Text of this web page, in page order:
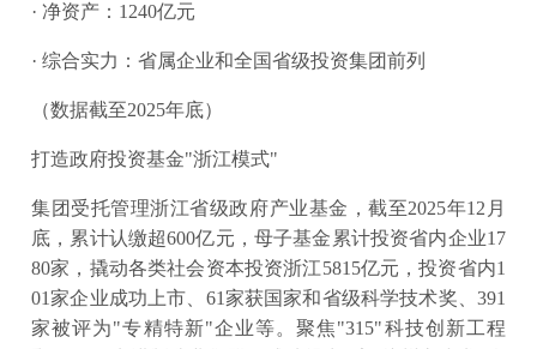
· 净资产：1240亿元
· 综合实力：省属企业和全国省级投资集团前列
（数据截至2025年底）
打造政府投资基金"浙江模式"
集团受托管理浙江省级政府产业基金，截至2025年12月
底，累计认缴超600亿元，母子基金累计投资省内企业17
80家，撬动各类社会资本投资浙江5815亿元，投资省内1
01家企业成功上市、61家获国家和省级科学技术奖、391
家被评为"专精特新"企业等。聚焦"315"科技创新工程